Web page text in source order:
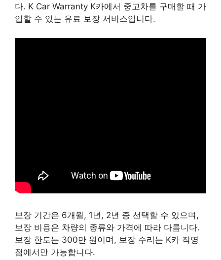
다. K Car Warranty K카에서 중고차를 구매할 때 가
입할 수 있는 유료 보장 서비스입니다.
보장 기간은 6개월, 1년, 2년 중 선택할 수 있으며,
보장 비용은 차량의 종류와 가격에 따라 다릅니다.
보장 한도는 300만 원이며, 보장 수리는 K카 직영
점에서만 가능합니다.